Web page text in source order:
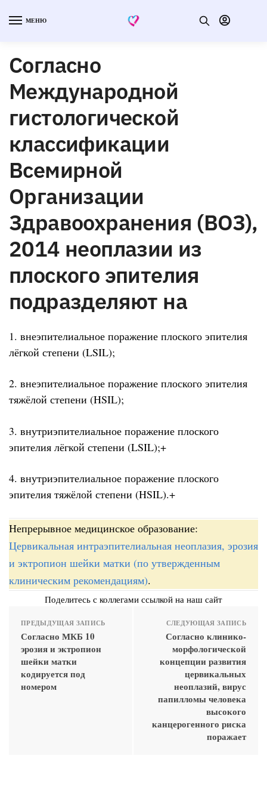
МЕНЮ
Согласно
Международной
гистологической
классификации
Всемирной
Организации
Здравоохранения (ВОЗ),
2014 неоплазии из
плоского эпителия
подразделяют на
1. внеэпителиальное поражение плоского эпителия
лёгкой степени (LSIL);
2. внеэпителиальное поражение плоского эпителия
тяжёлой степени (HSIL);
3. внутриэпителиальное поражение плоского
эпителия лёгкой степени (LSIL);+
4. внутриэпителиальное поражение плоского
эпителия тяжёлой степени (HSIL).+
Непрерывное медицинское образование:
Цервикальная интраэпителиальная неоплазия, эрозия
и эктропион шейки матки (по утвержденным
клиническим рекомендациям).
Поделитесь с коллегами ссылкой на наш сайт
ПРЕДЫДУЩАЯ ЗАПИСЬ
Согласно МКБ 10
эрозия и эктропион
шейки матки
кодируется под
номером
СЛЕДУЮЩАЯ ЗАПИСЬ
Согласно клинико-
морфологической
концепции развития
цервикальных
неоплазий, вирус
папилломы человека
высокого
канцерогенного риска
поражает